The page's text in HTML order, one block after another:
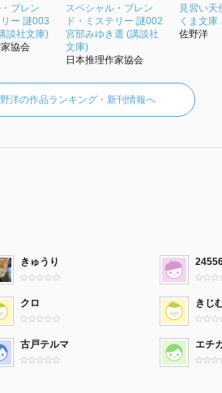
ブレン
ー 謎003
談社文庫)
協会
スペシャル・ブレン
ド・ミステリー 謎002
宮部みゆき選 (講談社
文庫)
日本推理作家協会
見習い天
くま文庫
佐野洋
洋の作品ランキング・新刊情報へ
きゅうり
クロ きじ
古戸テルマ エチ